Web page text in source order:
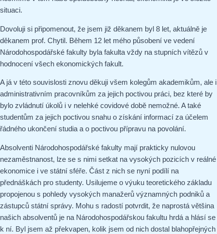
situaci.
Dovoluji si připomenout, že jsem již děkanem byl 8 let, aktuálně je
děkanem prof. Chytil. Během 12 let mého působení ve vedení
Národohospodářské fakulty byla fakulta vždy na stupních vítězů v
hodnocení všech ekonomických fakult.
A já v této souvislosti znovu děkuji všem kolegům akademikům, ale i
administrativním pracovníkům za jejich poctivou práci, bez které by
bylo zvládnutí úkolů i v nelehké covidové době nemožné. A také
studentům za jejich poctivou snahu o získání informací za účelem
řádného ukončení studia a o poctivou přípravu na povolání.
Absolventi Národohospodářské fakulty mají prakticky nulovou
nezaměstnanost, lze se s nimi setkat na vysokých pozicích v reálné
ekonomice i ve státní sféře. Část z nich se nyní podílí na
přednáškách pro studenty. Usilujeme o výuku teoretického základu
propojenou s pohledy vysokých manažerů významných podniků a
zástupců státní správy. Mohu s radostí potvrdit, že naprostá většina
našich absolventů je na Národohospodářskou fakultu hrdá a hlásí se
k ní. Byl jsem až překvapen, kolik jsem od nich dostal blahopřejných